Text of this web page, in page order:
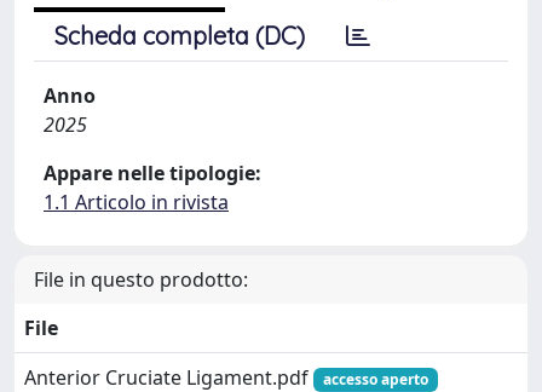
Scheda completa (DC)
Anno
2025
Appare nelle tipologie:
1.1 Articolo in rivista
File in questo prodotto:
File
Anterior Cruciate Ligament.pdf
accesso aperto